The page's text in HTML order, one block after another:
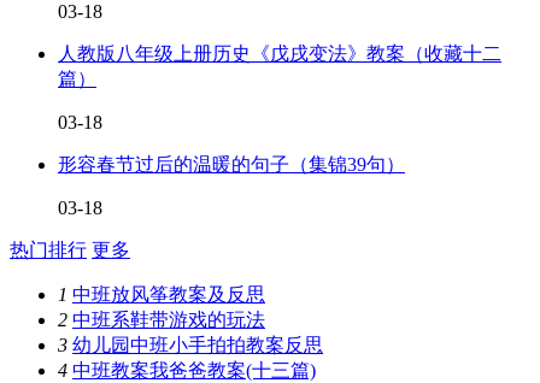
03-18
人教版八年级上册历史《戊戌变法》教案（收藏十二
篇）
03-18
形容春节过后的温暖的句子（集锦39句）
03-18
热门排行 更多
1 中班放风筝教案及反思
2 中班系鞋带游戏的玩法
3 幼儿园中班小手拍拍教案反思
4 中班教案我爸爸教案(十三篇)